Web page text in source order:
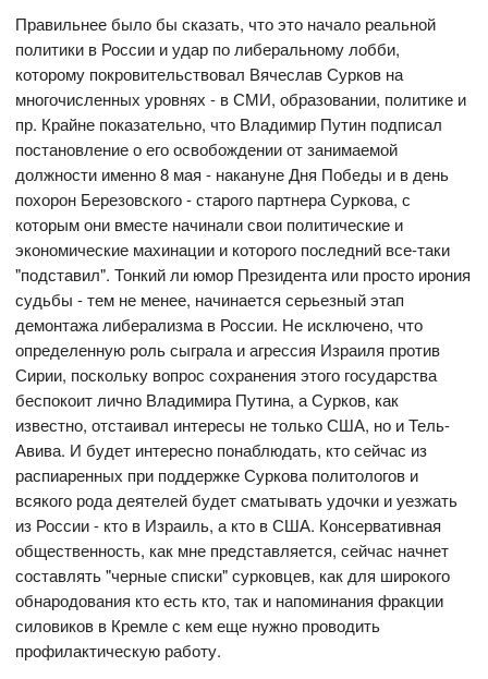
Правильнее было бы сказать, что это начало реальной
политики в России и удар по либеральному лобби,
которому покровительствовал Вячеслав Сурков на
многочисленных уровнях - в СМИ, образовании, политике и
пр. Крайне показательно, что Владимир Путин подписал
постановление о его освобождении от занимаемой
должности именно 8 мая - накануне Дня Победы и в день
похорон Березовского - старого партнера Суркова, с
которым они вместе начинали свои политические и
экономические махинации и которого последний все-таки
"подставил". Тонкий ли юмор Президента или просто ирония
судьбы - тем не менее, начинается серьезный этап
демонтажа либерализма в России. Не исключено, что
определенную роль сыграла и агрессия Израиля против
Сирии, поскольку вопрос сохранения этого государства
беспокоит лично Владимира Путина, а Сурков, как
известно, отстаивал интересы не только США, но и Тель-
Авива. И будет интересно понаблюдать, кто сейчас из
распиаренных при поддержке Суркова политологов и
всякого рода деятелей будет сматывать удочки и уезжать
из России - кто в Израиль, а кто в США. Консервативная
общественность, как мне представляется, сейчас начнет
составлять "черные списки" сурковцев, как для широкого
обнародования кто есть кто, так и напоминания фракции
силовиков в Кремле с кем еще нужно проводить
профилактическую работу.